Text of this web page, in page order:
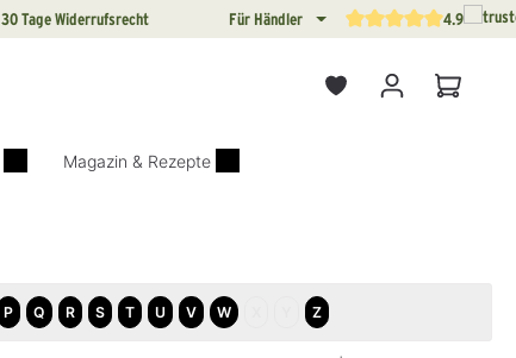
30 Tage Widerrufsrecht Für Händler Durchschnittliche4.9
Magazin & Rezepte
P Q R S T U V W Z